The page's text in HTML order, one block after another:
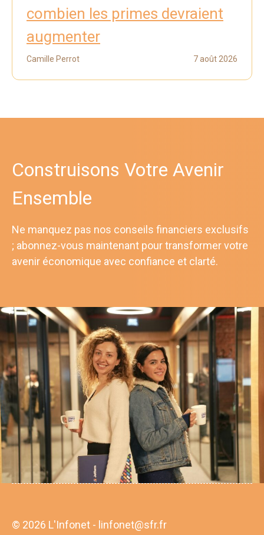
combien les primes devraient
augmenter
Camille Perrot 7 août 2026
Construisons Votre Avenir
Ensemble
Ne manquez pas nos conseils financiers exclusifs
; abonnez-vous maintenant pour transformer votre
avenir économique avec confiance et clarté.
© 2026 L'Infonet - linfonet@sfr.fr